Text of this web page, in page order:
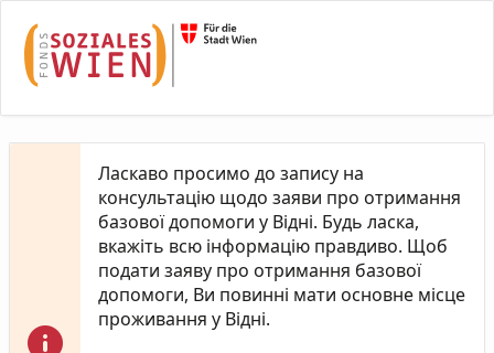
Ласкаво просимо до запису на
консультацію щодо заяви про отримання
базової допомоги у Відні. Будь ласка,
вкажіть всю інформацію правдиво. Щоб
подати заяву про отримання базової
допомоги, Ви повинні мати основне місце
проживання у Відні.